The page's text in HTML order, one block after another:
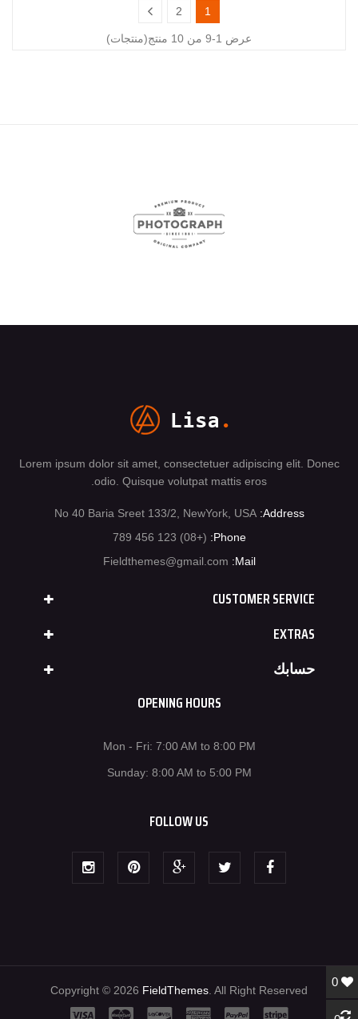
1
2
عرض 1-9 من 10 منتج(منتجات)
Lorem ipsum dolor sit amet, consectetuer adipiscing elit. Donec
odio. Quisque volutpat mattis eros.
Address:
No 40 Baria Sreet 133/2, NewYork, USA
Phone:
(+08) 123 456 789
Mail:
Fieldthemes@gmail.com
CUSTOMER SERVICE
EXTRAS
حسابك
OPENING HOURS
Mon - Fri: 7:00 AM to 8:00 PM
Sunday: 8:00 AM to 5:00 PM
FOLLOW US
Copyright © 2026 FieldThemes . All Right Reserved
0